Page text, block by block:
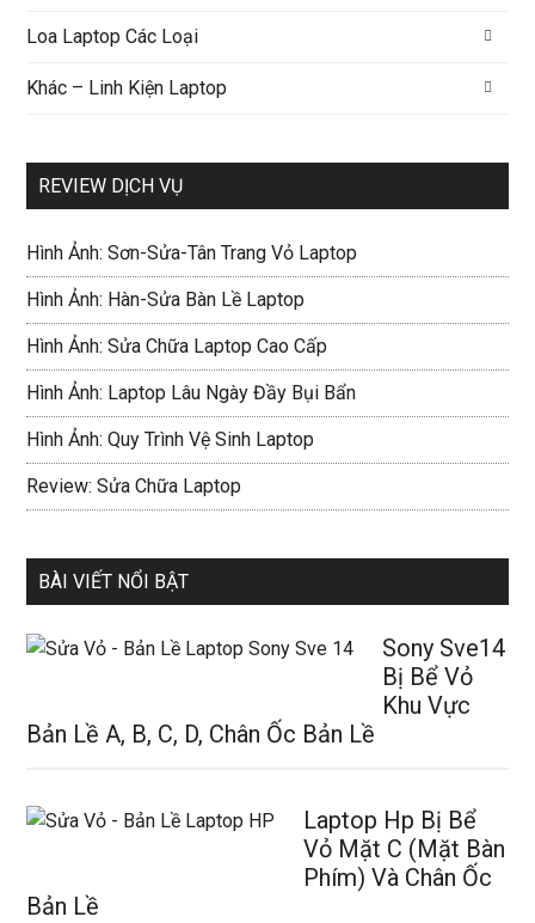
Loa Laptop Các Loại
Khác – Linh Kiện Laptop
REVIEW DỊCH VỤ
Hình Ảnh: Sơn-Sửa-Tân Trang Vỏ Laptop
Hình Ảnh: Hàn-Sửa Bàn Lề Laptop
Hình Ảnh: Sửa Chữa Laptop Cao Cấp
Hình Ảnh: Laptop Lâu Ngày Đầy Bụi Bẩn
Hình Ảnh: Quy Trình Vệ Sinh Laptop
Review: Sửa Chữa Laptop
BÀI VIẾT NỔI BẬT
Sony Sve14
Bị Bể Vỏ
Khu Vực
Bản Lề A, B, C, D, Chân Ốc Bản Lề
Laptop Hp Bị Bể
Vỏ Mặt C (Mặt Bàn
Phím) Và Chân Ốc
Bản Lề